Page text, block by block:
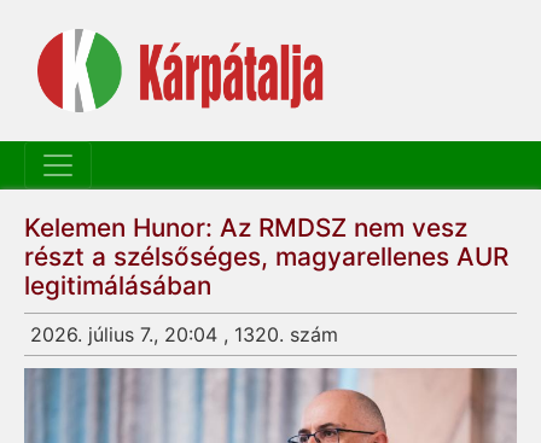
Kelemen Hunor: Az RMDSZ nem vesz
részt a szélsőséges, magyarellenes AUR
legitimálásában
2026. július 7., 20:04 , 1320. szám